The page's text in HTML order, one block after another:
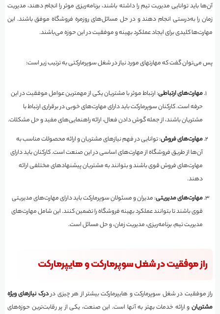
آن‌ها باید توانایی مدیریت تیم را داشته باشند، برنامه‌ریزی موثر را انجام دهند، مدیریت
زمان را به‌درستی انجام دهند و در حل مسائل‌های روزمره فروشگاه موفق باشند. این
مهارت‌ها کلیدی برای ایجاد عملکرد بهینه و موفقیت در این حوزه می‌باشند.
پس می‌توان گفت که مهارتهای مورد نیاز در شغل سوپرمارکتی به ترتیب زیر است:
مهارت‌های ارتباطی: ارتباط موثر با مشتریان یکی از مهمترین عوامل موفقیت در این
حرفه است. کارکنان سوپرمارکت باید دارای مهارت‌های خوبی در برقراری ارتباط با
مشتریان باشند، از جمله گوش دادن فعال، ارائه راهنمایی‌های مفید و حل مشکلات.
مهارت‌های فروش: توانایی در فهم نیازهای مشتریان و ارائه محصولات مناسب به
آن‌ها از طریق فروشگاه از مهارت‌های اساسی در این صنعت است. کارکنان باید دارای
مهارت‌های فروش قوی باشند و بتوانند به مشتریان پیشنهادهای مختلفی ارائه
دهند.
مهارت‌های مدیریتی: مدیران و مسئولان سوپرمارکت باید دارای مهارت‌های مدیریتی
قوی باشند تا بتوانند عملکرد بهینه فروشگاه را تضمین کنند. این شامل مهارت‌های
مدیریت تیم، برنامه‌ریزی، مدیریت زمان، و حل مسائل است.
راز موفقیت در شغل سوپرمارکت و هایپرمارکت
راز موفقیت در شغل سوپرمارکت و هایپرمارکت بیشتر از هر چیزی دردرک نیازهای ویژه
مشتریانو ارائه خدمات بهتر به آنها است. این صنعت، یکی از پر رقابت‌ترین حوزه‌های